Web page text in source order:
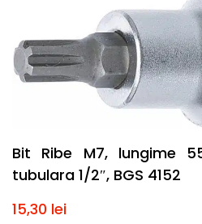
Bit Ribe M7, lungime
tubulara 1/2″, BGS 4152
15,30 lei